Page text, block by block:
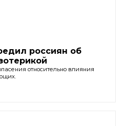
россиян об
относительно влияния